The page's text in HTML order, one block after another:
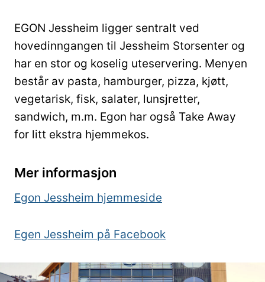
EGON Jessheim ligger sentralt ved
hovedinngangen til Jessheim Storsenter og
har en stor og koselig uteservering. Menyen
består av pasta, hamburger, pizza, kjøtt,
vegetarisk, fisk, salater, lunsjretter,
sandwich, m.m. Egon har også Take Away
for litt ekstra hjemmekos.
Mer informasjon
Egon Jessheim hjemmeside
Egen Jessheim på Facebook